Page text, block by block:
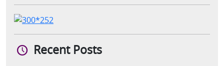
Recent Posts